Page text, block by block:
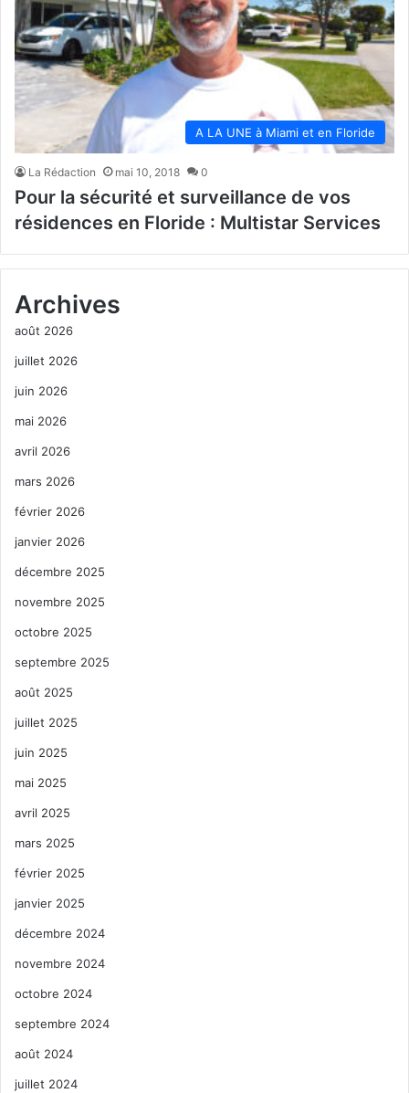
A LA UNE à Miami et en Floride
La Rédaction mai 10, 2018 0
Pour la sécurité et surveillance de vos
résidences en Floride : Multistar Services
Archives
août 2026
juillet 2026
juin 2026
mai 2026
avril 2026
mars 2026
février 2026
janvier 2026
décembre 2025
novembre 2025
octobre 2025
septembre 2025
août 2025
juillet 2025
juin 2025
mai 2025
avril 2025
mars 2025
février 2025
janvier 2025
décembre 2024
novembre 2024
octobre 2024
septembre 2024
août 2024
juillet 2024